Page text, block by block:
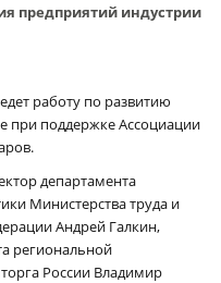
предприятий индустрии
работу по развитию
при поддержке Ассоциации
департамента
Министерства труда и
Андрей Галкин,
региональной
России Владимир